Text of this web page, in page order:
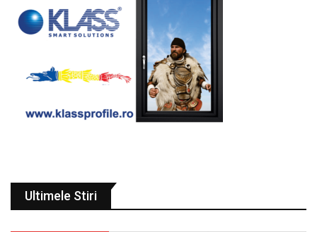
Ultimele Stiri